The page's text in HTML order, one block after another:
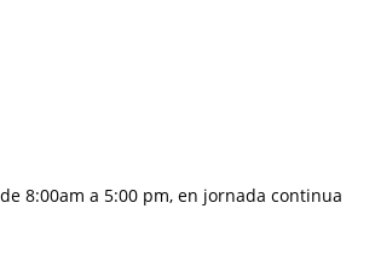
8:00am a 5:00 pm, en jornada continua